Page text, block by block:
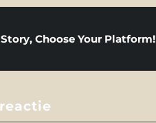
Choose Your Platform!